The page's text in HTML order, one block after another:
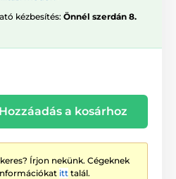
kézbesítés: Önnél szerdán 8.
Hozzáadás a kosárhoz
Írjon nekünk. Cégeknek
itt talál.